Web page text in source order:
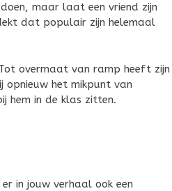
maar laat een vriend zijn
dat populair zijn helemaal
overmaat van ramp heeft zijn
opnieuw het mikpunt van
hem in de klas zitten.
in jouw verhaal ook een